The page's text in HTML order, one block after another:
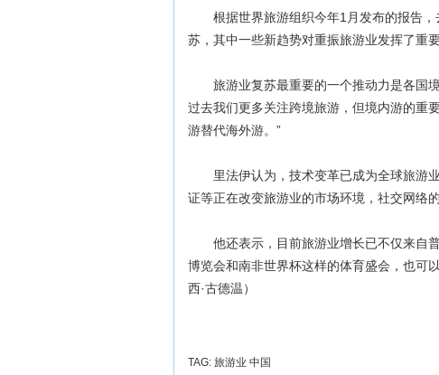
根据世界旅游组织今年1月发布的报告，
苏，其中一些新趋势对重振旅游业发挥了重要
旅游业复苏最重要的一个推动力是各国境
过去我们更多关注跨境旅游，但境内游的重
游替代海外游。”
里法伊认为，技术变革已成为全球旅游业
证等正在改变旅游业的市场环境，社交网络
他还表示，目前旅游业增长已不仅来自普
博览会和南非世界杯这样的体育盛会，也
西·古德温）
TAG: 旅游业 中国